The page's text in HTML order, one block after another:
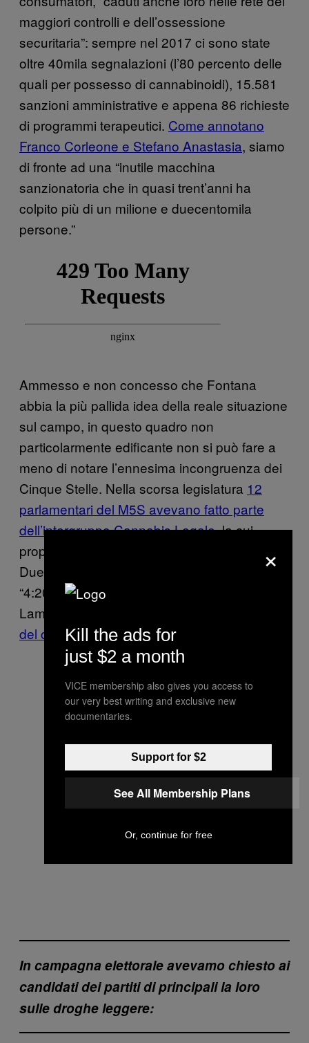
maggiori controlli e dell’ossessione
securitaria”: sempre nel 2017 ci sono state
oltre 40mila segnalazioni (l’80 percento delle
quali per possesso di cannabinoidi), 15.581
sanzioni amministrative e appena 86 richieste
di programmi terapeutici. Come annotano
Franco Corleone e Stefano Anastasia, siamo
di fronte ad una “inutile macchina
sanzionatoria che in quasi trent’anni ha
colpito più di un milione e duecentomila
persone.”
Ammesso e non concesso che Fontana
abbia la più pallida idea della reale situazione
sul campo, in questo quadro non
particolarmente edificante non si può fare a
meno di notare l’ennesima incongruenza dei
Cinque Stelle. Nella scorsa legislatura 12
parlamentari del M5S avevano fatto parte
dell’intergruppo Cannabis Legale, la cui
proposta è però miseramente naufragata.
Due di loro avevano anche partecipato al
“4:20 European Psychedelic Hemp Fest” di
Lambrate,
del centrodestra.
In campagna elettorale avevamo chiesto ai
candidati dei partiti di principali la loro
sulle droghe leggere:
×
Kill the ads for
just $2 a month
VICE membership also gives you access to
our very best writing and exclusive new
documentaries.
Support for $2
See All Membership Plans
Or, continue for free